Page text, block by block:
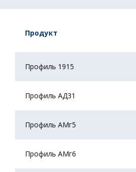
Сплав
Все
Состояние поставки
Стандарт
Все
Длина, мм
Продукт
Профиль 1915
Профиль АД31
Профиль АМг5
Профиль АМг6